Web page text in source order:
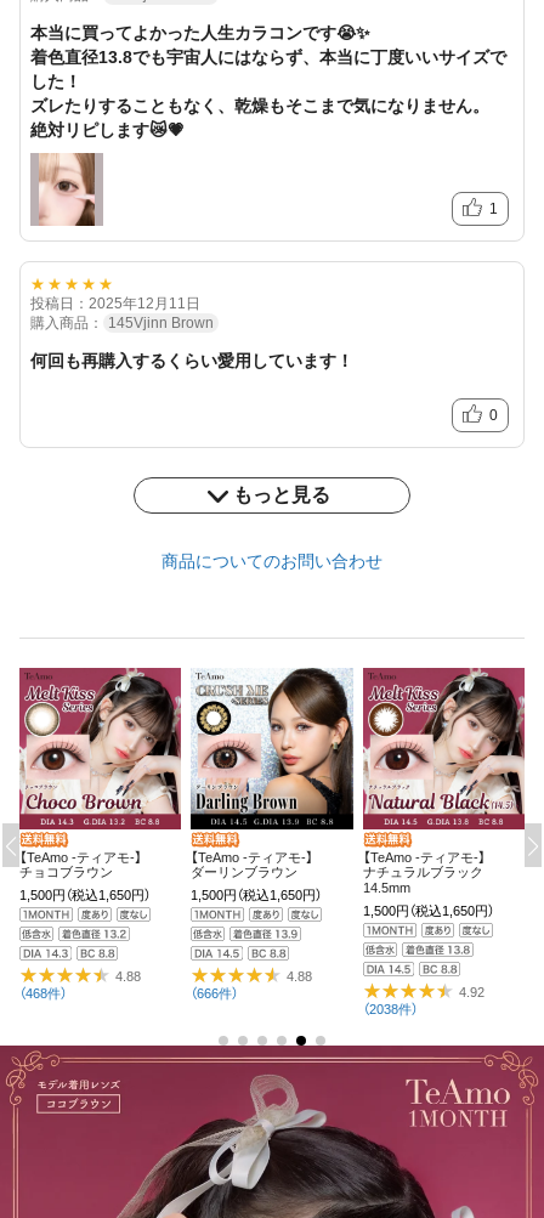
本当に買ってよかった人生カラコンです😭✨️
着色直径13.8でも宇宙人にはならず、本当に丁度いいサイズで
した！
ズレたりすることもなく、乾燥もそこまで気になりません。
絶対リピします😿💗
1
★★★★★
投稿日：2025年12月11日
購入商品：
145Vjinn Brown
何回も再購入するくらい愛用しています！
0
もっと見る
商品についてのお問い合わせ
【TeAmo -ティアモ-】
ダーリンブラウン
1,500円 （税込1,650円）
4.88
（666件）
【TeAmo -ティアモ-】
ナチュラルブラック
14.5mm
1,500円（税込1,650円）
【TeAmo -ティアモ-】
TeAmo 1MONTHカラコン
2setまとめ買い
2,340円 （税込2,574円）
4.94
（2907件）